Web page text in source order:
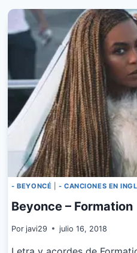
- BEYONCÉ - CANCIONES EN
Beyonce – Formation
Por javi29 julio 16, 2018